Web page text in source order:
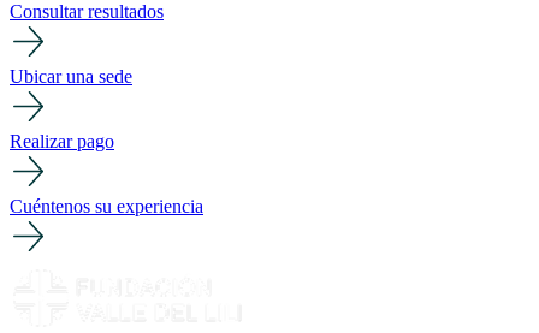
Consultar resultados
Ubicar una sede
Realizar pago
Cuéntenos su experiencia